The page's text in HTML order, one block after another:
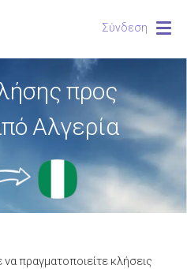
Σύνδεση
προς
Αλγερία
πραγματοποιείτε κλήσεις